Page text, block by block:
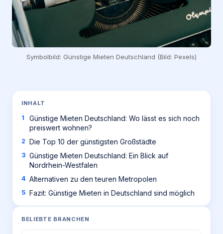
Symbolbild: Günstige Mieten Deutschland (Bild: Pexels)
INHALT
Günstige Mieten Deutschland: Wo lässt es sich noch
preiswert wohnen?
Die Top 10 der günstigsten Großstädte
Günstige Mieten Deutschland: Ein Blick auf
Nordrhein-Westfalen
Alternativen zu den teuren Metropolen
Fazit: Günstige Mieten in Deutschland sind möglich
BELIEBTE BRANCHEN